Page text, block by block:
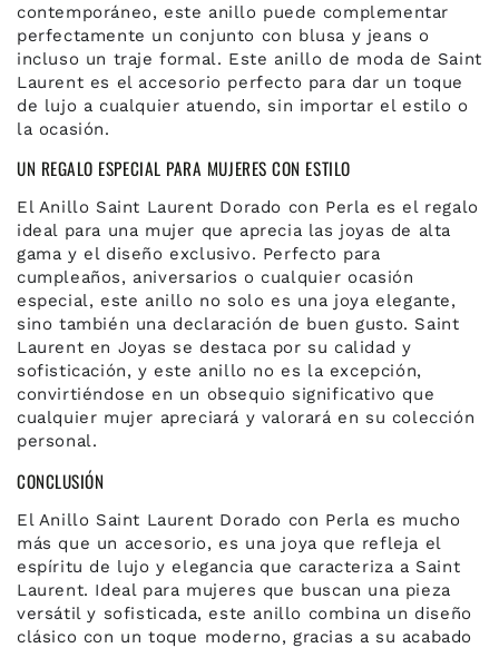
contemporáneo, este anillo puede complementar
perfectamente un conjunto con blusa y jeans o
incluso un traje formal. Este anillo de moda de Saint
Laurent es el accesorio perfecto para dar un toque
de lujo a cualquier atuendo, sin importar el estilo o
la ocasión.
UN REGALO ESPECIAL PARA MUJERES CON ESTILO
El Anillo Saint Laurent Dorado con Perla es el regalo
ideal para una mujer que aprecia las joyas de alta
gama y el diseño exclusivo. Perfecto para
cumpleaños, aniversarios o cualquier ocasión
especial, este anillo no solo es una joya elegante,
sino también una declaración de buen gusto. Saint
Laurent en Joyas se destaca por su calidad y
sofisticación, y este anillo no es la excepción,
convirtiéndose en un obsequio significativo que
cualquier mujer apreciará y valorará en su colección
personal.
CONCLUSIÓN
El Anillo Saint Laurent Dorado con Perla es mucho
más que un accesorio, es una joya que refleja el
espíritu de lujo y elegancia que caracteriza a Saint
Laurent. Ideal para mujeres que buscan una pieza
versátil y sofisticada, este anillo combina un diseño
clásico con un toque moderno, gracias a su acabado